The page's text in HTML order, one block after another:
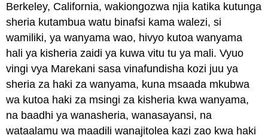
Berkeley, California, wakiongozwa njia katika kutunga
sheria kutambua watu binafsi kama walezi, si
wamiliki, ya wanyama wao, hivyo kutoa wanyama
hali ya kisheria zaidi ya kuwa vitu tu ya mali. Vyuo
vingi vya Marekani sasa vinafundisha kozi juu ya
sheria za haki za wanyama, kuna msaada mkubwa
wa kutoa haki za msingi za kisheria kwa wanyama,
na baadhi ya wanasheria, wanasayansi, na
wataalamu wa maadili wanajitolea kazi zao kwa haki